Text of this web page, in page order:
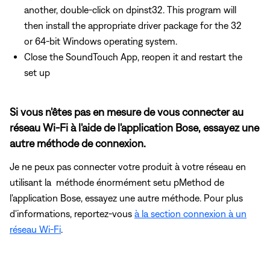
another, double-click on dpinst32. This program will
then install the appropriate driver package for the 32
or 64-bit Windows operating system.
Close the SoundTouch App, reopen it and restart the
set up
Si vous n'êtes pas en mesure de vous connecter au
réseau Wi-Fi à l'aide de l'application Bose, essayez une
autre méthode de connexion.
Je ne peux pas connecter votre produit à votre réseau en
utilisant la méthode énormément setu pMethod de
l'application Bose, essayez une autre méthode. Pour plus
d'informations, reportez-vous à la section connexion à un
réseau Wi-Fi.